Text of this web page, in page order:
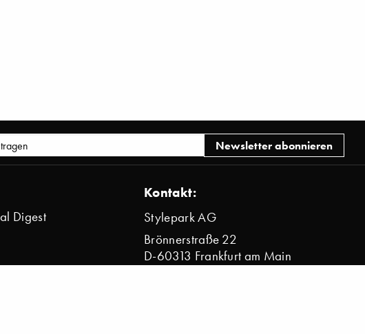
Digest
Kontakt:
Stylepark AG
Brönnerstraße 22
D-60313 Frankfurt am Main